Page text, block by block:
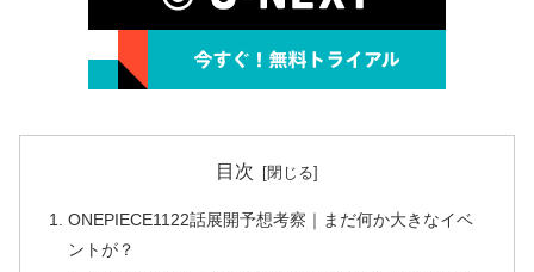
目次
ONEPIECE1122話展開予想考察｜まだ何か大きなイベ
ントが？